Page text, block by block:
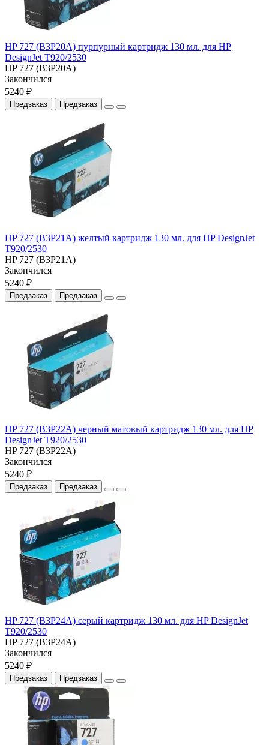
HP 727 (B3P20A) пурпурный картридж 130 мл. для HP
DesignJet T920/2530
HP 727 (B3P20A)
Закончился
5240 ₽
Предзаказ Предзаказ
HP 727 (B3P21A) желтый картридж 130 мл. для HP DesignJet
T920/2530
HP 727 (B3P21A)
Закончился
5240 ₽
Предзаказ Предзаказ
HP 727 (B3P22A) черный матовый картридж 130 мл. для HP
DesignJet T920/2530
HP 727 (B3P22A)
Закончился
5240 ₽
Предзаказ Предзаказ
HP 727 (B3P24A) серый картридж 130 мл. для HP DesignJet
T920/2530
HP 727 (B3P24A)
Закончился
5240 ₽
Предзаказ Предзаказ